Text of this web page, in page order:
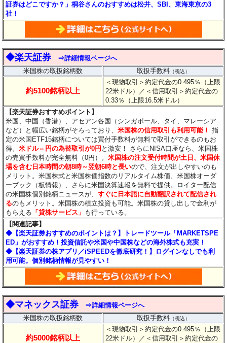
証券はどこですか？」桐谷さんのおすすめは松井、SBI、東海東京の3
社！
◆楽天証券
⇒詳細情報ページへ
米国株の取扱銘柄数
取扱手数料（税込）
約5100銘柄以上
＜現物取引＞約定代金の0.495％（上限
22米ドル）
／＜信用取引＞約定代金の
0.33％（上限16.5米ドル）
【楽天証券おすすめポイント】
米国、中国（香港）、アセアン各国（シンガポール、タイ、マレーシア
など）と幅広い銘柄がそろっており、米国株の信用取引も利用可能！ 指
定の米国ETF15銘柄については買付手数料が無料で取引ができるのもお
得。米ドル⇔円の為替取引が0円 と激安！ さらにNISA口座なら、米国株
の売買手数料が完全無料（0円）。米国株の注文受付時間が土日、米国休
場を含む日本時間の朝8時～翌朝6時と長いので、注文が出しやすいのも
メリット。米国株式と米国株価指数のリアルタイム株価、米国株オーダ
ーブック（板情報）、さらに米国決算速報を無料で提供。ロイター配信
の米国株個別銘柄ニュースが、すぐに日本語に自動翻訳されて配信され
るのもメリット。米国株の積立投資も可能。米国株の貸し出しで金利が
もらえる 「貸株サービス」 も行っている。
【関連記事】
◆ 【楽天証券おすすめのポイントは？】トレードツール「MARKETSPE
ED」がおすすめ！投資信託や米国や中国株などの海外株式も充実！
◆【楽天証券の株アプリ／iSPEEDを徹底研究！】ログインなしでも利
用可能。個別銘柄情報が見やすい！
◆マネックス証券
⇒詳細情報ページへ
米国株の取扱銘柄数
取扱手数料（税込）
約5000銘柄以上
＜現物取引＞約定代金の0.495％（上限
22米ドル）
／＜信用取引＞約定代金の